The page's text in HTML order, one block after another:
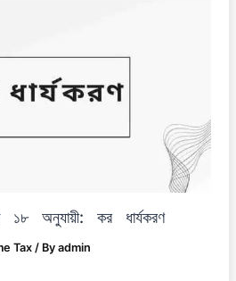
অনুযায়ী: কর ধার্যকরণ
Tax/ By admin